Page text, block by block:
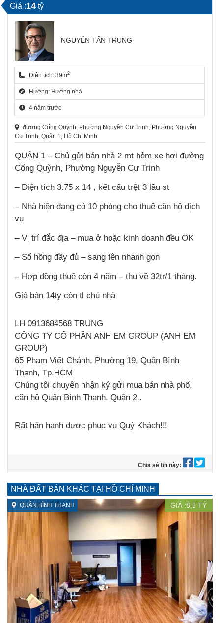
Giá :14 tỷ
NGUYỄN TẤN TRUNG
Diện tích: 39m2
Hướng: Hướng nhà
4 năm trước
đường Cống Quỳnh, Phường Nguyễn Cư Trinh, Phường Nguyễn
Cư Trinh, Quận 1, Hồ Chí Minh
QUẬN 1 – Chủ gửi bán nhà 2 mt hẻm xe hơi đường
Cống Quỳnh, Phường Nguyễn Cư Trinh
– Diện tích 3.75 x 14 , kết cấu trệt 3 lầu st
– Nhà hiện đang có 10 phòng cho thuê căn hộ dịch
vụ
– Vị trí đắc địa – mua ở hoặc kinh doanh đều OK
– Sổ hồng đầy đủ – sang tên nhanh gọn
– Hợp đồng thuê còn 4 năm – thu về 32tr/1 tháng.
Giá bán 14ty còn tl chủ nhà
LH 0913684568 TRUNG
CÔNG TY CỔ PHẦN ANH EM GROUP (ANH EM
GROUP)
65 Phạm Viết Chánh, Phường 19, Quận Bình
Thạnh, Tp.HCM
Chúng tôi chuyên nhận ký gửi mua bán nhà phố,
căn hộ Quận Bình Thạnh, Quận 2..
Rất hân hạnh được phục vụ Quý Khách!!!
Chia sẻ tin này:
NHÀ ĐẤT BÁN KHÁC TẠI HỒ CHÍ MINH
QUẬN BÌNH THẠNH GIÁ :8,5 TỶ